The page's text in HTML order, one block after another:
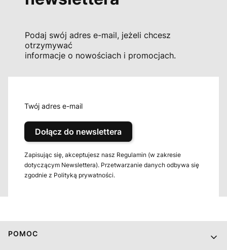
Podaj swój adres e-mail, jeżeli chcesz
otrzymywać
informacje o nowościach i promocjach.
Twój adres e-mail
Dołącz do newslettera
Zapisując się, akceptujesz nasz Regulamin (w zakresie
dotyczącym Newslettera). Przetwarzanie danych odbywa się
zgodnie z Polityką prywatności.
Linki w stopce
POMOC